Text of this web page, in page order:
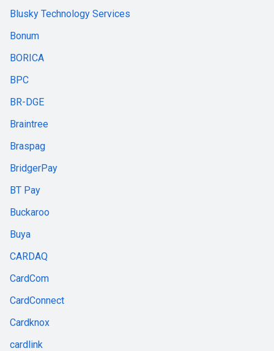
Blusky Technology Services
Bonum
BORICA
BPC
BR-DGE
Braintree
Braspag
BridgerPay
BT Pay
Buckaroo
Buya
CARDAQ
CardCom
CardConnect
Cardknox
cardlink